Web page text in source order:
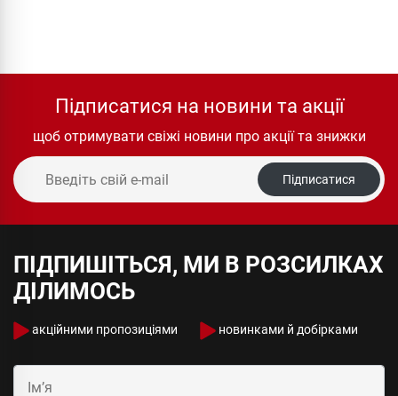
Підписатися на новини та акції
щоб отримувати свіжі новини про акції та знижки
Підписатися
ПІДПИШІТЬСЯ, МИ В РОЗСИЛКАХ
ДІЛИМОСЬ
акційними пропозиціями новинками й добірками